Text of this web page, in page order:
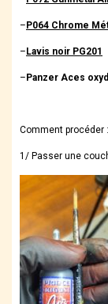
–P064 Chrome
–Lavis noir PG201
–Panzer Aces
Comment procéder :
1/ Passer une